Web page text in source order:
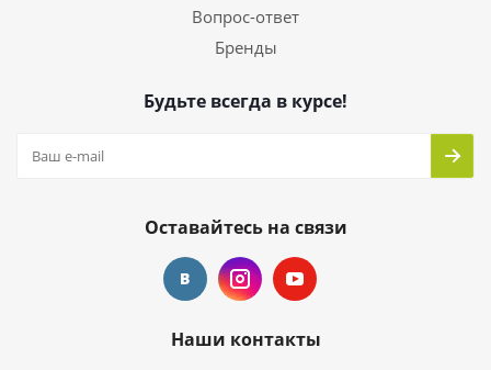
Вопрос-ответ
Бренды
Будьте всегда в курсе!
Оставайтесь на связи
Наши контакты